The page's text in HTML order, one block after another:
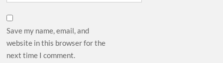
Save my name, email, and
website in this browser for the
next time I comment.